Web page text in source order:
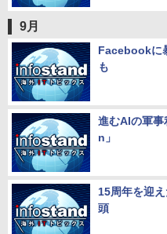
9月
Facebookに
も
進むAIの軍
n」
15周年を迎
頭